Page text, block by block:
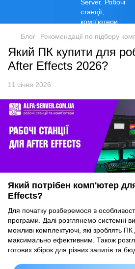
Блог Рекомендації по підбору
Який ПК купити для
After Effects 2026?
11 січня 2026
Який потрібен комп'ютер
Effects?
Для початку розберемося в
програми. Далі розглянемо системні
можливі комплектуючі, які зроблять
максимально ефективним. Також
готових збірок для різних запитів та